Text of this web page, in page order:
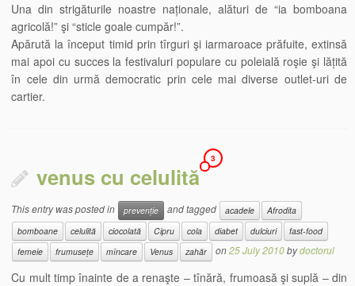
Una din strigăturile noastre naționale, alături de “ia bomboana
agricolă!” şi “sticle goale cumpăr!”.
Apărută la început timid prin tîrguri şi iarmaroace prăfuite, extinsă
mai apoi cu succes la festivaluri populare cu poleială roşie şi lățită
în cele din urmă democratic prin cele mai diverse outlet-uri de
cartier.
venus cu celulită
3
This entry was posted in prevenție and tagged acadele
Afrodita
bomboane
celulită ciocolată Cipru cola diabet dulciuri
fast-food
femeie
frumusețe mîncare Venus zahăr on25 July 2010bydoctorul
Cu mult timp înainte de a renaşte – tînără, frumoasă şi suplă – din